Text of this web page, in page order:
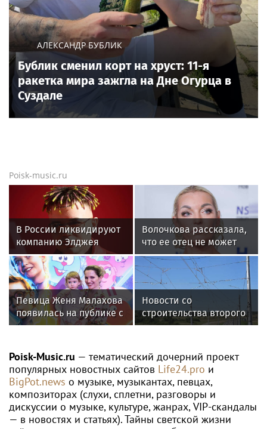
АЛЕКСАНДР БУБЛИК
Бублик сменил корт на хруст: 11-я
ракетка мира зажгла на Дне Огурца в
Суздале
Poisk-music.ru
В России ликвидируют
компанию Элджея
Волочкова рассказала,
что ее отец не может
восстановиться после
инсульта
Певица Женя Малахова
появилась на публике с
дочерью
Новости со
строительства второго
этапа линии
Poisk-Music.ru — тематический дочерний проект
популярных новостных сайтов Life24.pro и
BigPot.news о музыке, музыкантах, певцах,
композиторах (слухи, сплетни, разговоры и
дискуссии о музыке, культуре, жанрах, VIP-скандалы
— в новостях и статьях). Тайны светской жизни